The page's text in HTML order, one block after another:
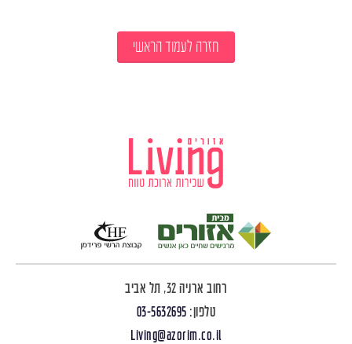
חזרה לעמוד הראשי
רחוב ארניה 32, תל אביב
טלפון: 03-5632695
Living@azorim.co.il